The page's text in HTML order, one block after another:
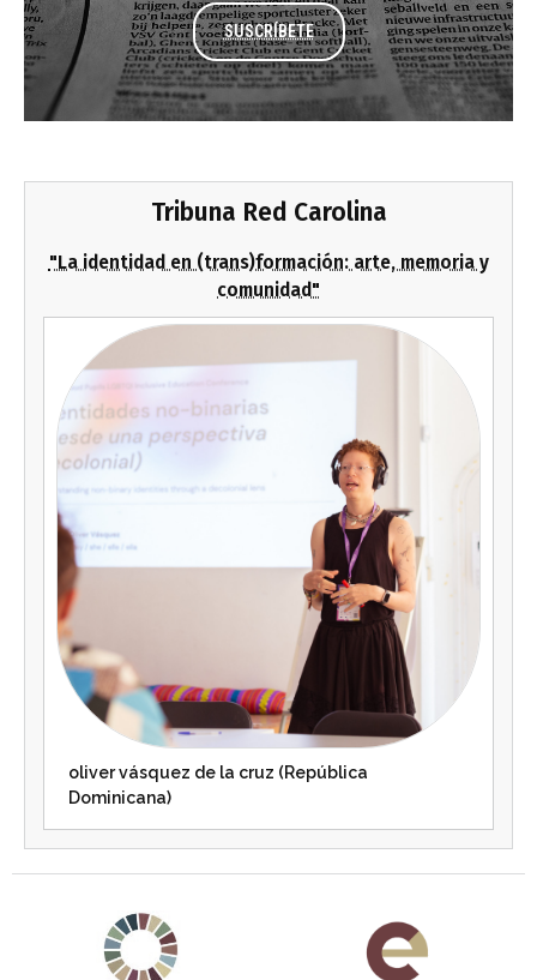
SUSCRÍBETE
Tribuna Red Carolina
"La identidad en (trans)formación: arte, memoria y
comunidad"
oliver vásquez de la cruz (República
Dominicana)